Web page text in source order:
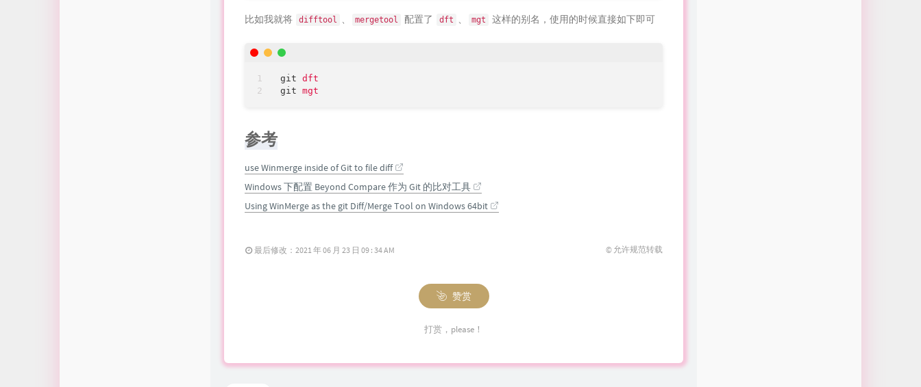
比如我就将 difftool 、 mergetool 配置了 dft 、 mgt 这样的别名，使用的时候直接如下即可
git dft
git mgt
参考
use Winmerge inside of Git to file diff
Windows 下配置 Beyond Compare 作为 Git 的比对工具
Using WinMerge as the git Diff/Merge Tool on Windows 64bit
最后修改：2021 年 06 月 23 日 09 : 34 AM © 允许规范转载
赞赏
打赏，please！